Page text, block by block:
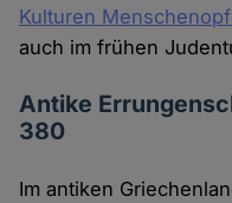
Kulturen
auch im frühen
Antike
380
Im antiken